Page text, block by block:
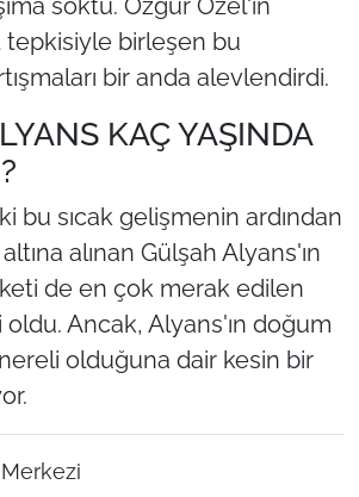
birleşen bu
bir anda alevlendirdi.
KAÇ YAŞINDA
bu sıcak gelişmenin ardından
alınan Gülşah Alyans'ın
de en çok merak edilen
Ancak, Alyans'ın doğum
olduğuna dair kesin bir